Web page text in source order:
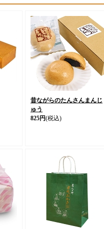
昔ながらのたんさんまんじ
ゅう
825円(税込)